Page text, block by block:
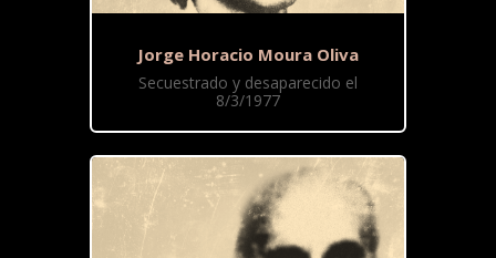
Jorge Horacio Moura Oliva
Secuestrado y desaparecido el
8/3/1977